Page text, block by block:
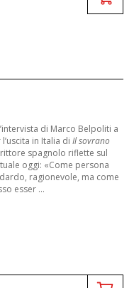
di Marco Belpoliti a
l’uscita in Italia diIl sovrano
spagnolo riflette sul
oggi: «Come persona
ragionevole, ma come
esser ...